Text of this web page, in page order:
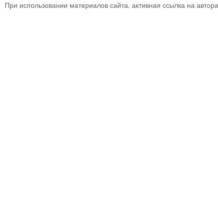
При использовании материалов сайта, активная ссылка на